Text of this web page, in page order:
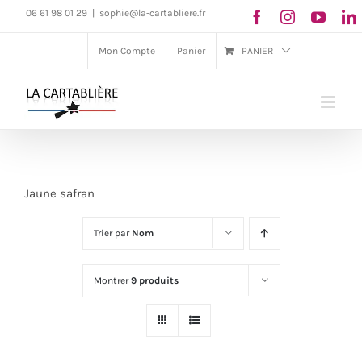
Passer06 61 98 01 29 sophie@la-cartabliere.fr
Mon Compte Panier PANIER
Jaune safran
Trier par Nom
Montrer9 produits